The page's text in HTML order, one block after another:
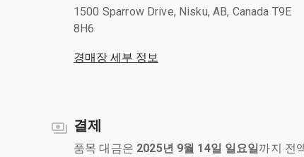
1500 Sparrow Drive, Nisku, AB, Canada T9E
8H6
경매장 세부 정보
결제
품목 대금은 2025년 9월 14일 일요일까지 전